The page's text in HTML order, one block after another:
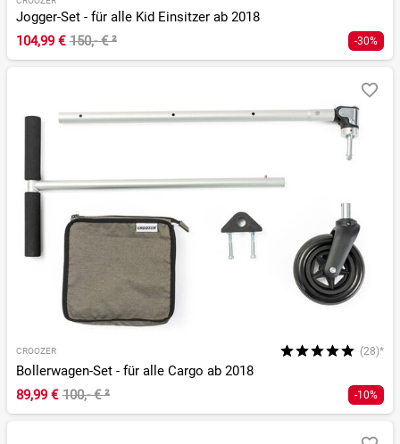
Jogger-Set - für alle Kid Einsitzer ab 2018
104,99 € 150,- €² -30%
CROOZER (28)*
Bollerwagen-Set - für alle Cargo ab 2018
89,99 € 100,- €² -10%